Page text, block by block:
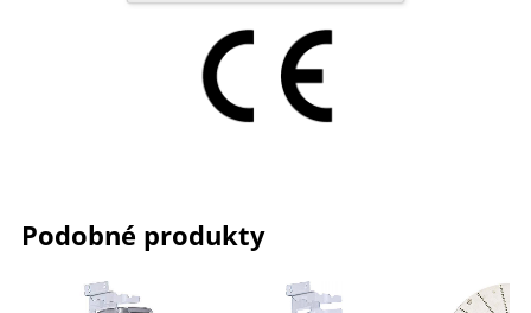
Podobné produkty